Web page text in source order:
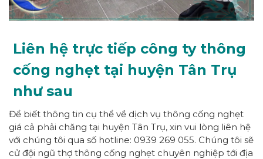
Liên hệ trực tiếp công ty thông
cống nghẹt tại huyện Tân Trụ
như sau
Để biết thông tin cụ thể về dịch vụ thông cống nghẹt
giá cả phải chăng tại huyện Tân Trụ, xin vui lòng liên hệ
với chúng tôi qua số hotline: 0939 269 055. Chúng tôi sẽ
cử đội ngũ thợ thông cống nghẹt chuyên nghiệp tới địa